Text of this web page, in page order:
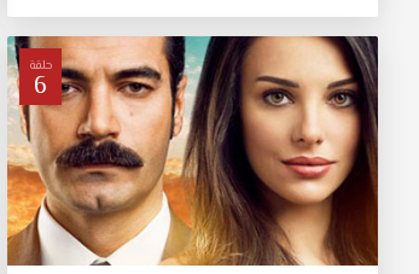
حلقة
6